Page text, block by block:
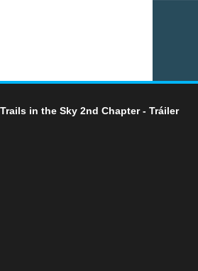
in the Sky 2nd Chapter - Tráiler